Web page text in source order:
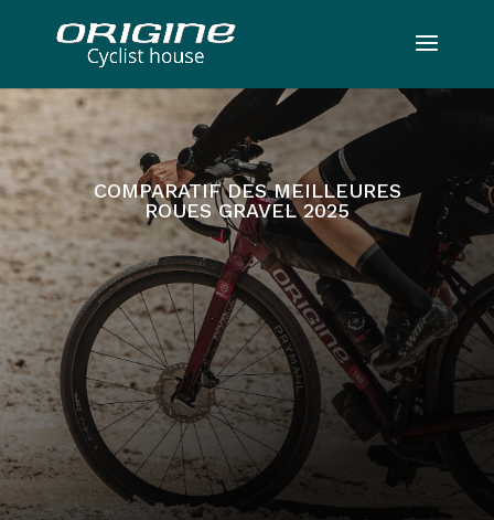
COMPARATIF DES MEILLEURES
ROUES GRAVEL 2025